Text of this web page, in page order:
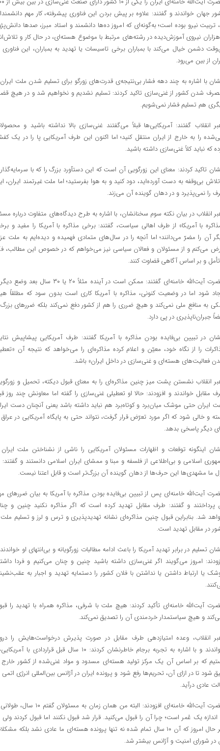
جهان خواندند و گفتند: علاوه بر پیش بردن این فناوری پیشرفته، ‌کار مهم
‌تربیت نیرو بوده است؛‌ به‌گونه‌ای که امروز ده‌ها دانشمند و استاد مبرز،‌ صدها
نیروی آموزش‌دیده در رشته‌های مرتبط با موضوع هسته‌ای، در حال کار و
دشمن خیال می‌کند با بمباران برخی تاسیسات یا تهدید به بمباران، این فناوری
از بین می‌رود.
با اشاره به چند دهه فشار بی‌نتیجه‌ی قدرت‌های زورگو برای تسلیم شدن ملت
شدن کشور از غنی‌سازی تاکید کردند: تسلیم نشدیم و نخواهیم شد و در هیچ
هم تسلیم فشار نمی‌شویم.
انقلاب گفتند: آمریکایی‌ها قبلاً می‌گفتند غنی‌سازی بالا نداشته باشید و
را به خارج از ایران منتقل کنید؛‌ اما اکنون این طرف آمریکایی پا را در یک
که نباید کلاً غنی‌سازی داشته باشید.
تاکید کردند: معنای این زورگویی آن است که این دستآورد بزرگ را که با
بی‌وقفه به دست آورده‌اید، دود کنید و به هوا بفرستید؛ ‌اما ملت غیرتمند ایران،
را نمی‌پذیرد و در دهان گوینده آن می‌زند.
انقلاب در بیان نکته سوم سخنانشان، با اشاره به طرح دیدگاه‌های متفاوت درباره
با آمریکا» از طرف اهالی سیاست، گفتند: برخی مذاکره با آمریکا را مفید و
آن را مضرّ می‌دانند؛ اما آنچه را در سال‌های متمادی فهمیده و دیده‌ایم به ملت
می‌کنم و از مسئولان و فعالان سیاسی نیز می‌خواهم که در خصوص این مطالب،
و بر اساس آگاهی قضاوت کنند.
حضرت آیت‌الله خامنه‌ای گفتند: ممکن است در آینده مثلاً ۲۰ یا ۳۰ سال بعد
شود اما در وضعیت کنونی، مذاکره با آمریکا کاری است بدون سود که مطلقاً
به منافع ملی نمی‌کند و هیچ ضرری را هم از کشور دفع نمی‌کند بلکه ضررهای
جبران‌ناپذیری در پی دارد.
در تبیین بی‌فایده بودن مذاکره با آمریکا گفتند: طرف آمریکایی پیشاپیش
را از نگاه خود، معیّن و اعلام کرده مذاکره‌ای را می‌خواهد که نتیجه آن
فعالیت‌های هسته‌ای و غنی‌سازی در داخل ایران» باشد.
انقلاب نشستن پشت میز چنین مذاکره‌ای را به معنای قبول دیکته، تحمیل و
مقابل خواندند و افزودند: حالا او تعطیلی غنی‌سازی را گفته اما معاونش چند روز
ایران حتی موشک میان‌برد و کوتاه‌برد هم نباید داشته باشد یعنی آنچنان دست
و خالی شود که اگر مورد تعرّض قرار گرفت، نتواند حتی به پایگاه آمریکایی در عراق
دیگر پاسخی بدهد.
اینگونه توقعات و اظهارات مسئولان آمریکایی را ناشی از نشناختن ملت
اسلامی و بی‌اطلاعی از فلسفه و مبنا و ممشای ایران اسلامی دانستند و گفتند:
ما مشهدی‌ها این حرف‌ها از دهان گوینده آن بزرگ‌تر است و قابل اعتنا نیست.
آیت‌الله خامنه‌ای پس از تبیین بی‌فایده بودن مذاکره با آمریکا به بیان ضررهای
پرداختند و گفتند: طرف مقابل تهدید کرده است که اگر مذاکره نکنید چنین و
شد. بنابراین قبول چنین مذاکره‌ای نشانه تهدیدپذیری و ترس و لرز و تسلیم
در مقابل تهدید است.
تسلیم در برابر تهدید آمریکا را باعث ادامه مطالبات زورگویانه و بی‌انتهای او
امروز می‌گویند اگر غنی‌سازی داشته باشید چنین و چنان می‌کنیم و فردا
یا ارتباط داشتن یا نداشتن با فلان کشور را دستمایه تهدید و اجبار به
آیت‌الله خامنه‌ای تأکید کردند: هیچ ملت با شرفی، مذاکره همراه با تهدید را
و هیچ سیاستمدار خردمندی آن را تصدیق نمی‌کند.
انقلاب، وعده امتیازدهی طرف مقابل در صورت پذیرش درخواست‌هایش را
خواندند و با اشاره به تجربه برجام خاطرنشان کردند: ۱۰ سال قبل قراردادی با
که بر اساس آن یک مرکز تولید هسته‌ای مسدود و مواد غنی‌شده از کشور خارج
شود تا در ازای آن، تحریم‌ها رفع شود و پرونده ایران در آژانس بین‌المللی انرژی اتمی
عادی درآید.
حضرت آیت‌الله خامنه‌ای افزودند: البته من همان زمان به مسئولان گفتم
اندازه یک عُمر است؛ چرا آن را قبول می‌کنید. قرار شد قبول نکنند اما قبول کردند ولی
هر حال امروز که آن ۱۰ سال تمام شده نه تنها پرونده هسته‌ای ما عادی نشد بلکه
در شورای امنیت و آژانس بیشتر شد.